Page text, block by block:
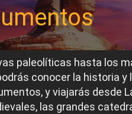
paleolíticas hasta los
conocer la historia y
y viajarás desde
las grandes